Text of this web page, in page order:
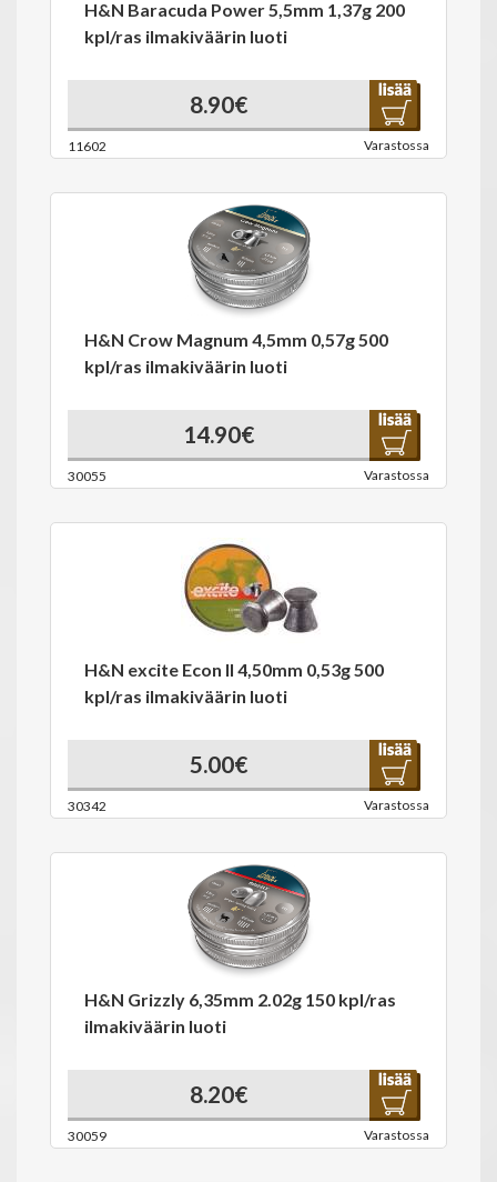
H&N Baracuda Power 5,5mm 1,37g 200
kpl/ras ilmakiväärin luoti
8.90€
11602 Varastossa
H&N Crow Magnum 4,5mm 0,57g 500
kpl/ras ilmakiväärin luoti
14.90€
30055 Varastossa
H&N excite Econ II 4,50mm 0,53g 500
kpl/ras ilmakiväärin luoti
5.00€
30342 Varastossa
H&N Grizzly 6,35mm 2.02g 150 kpl/ras
ilmakiväärin luoti
8.20€
30059 Varastossa